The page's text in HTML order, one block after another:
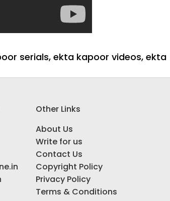
serials, ekta kapoor videos, ekta
Other Links
About Us
Write for us
Contact Us
Copyright Policy
Privacy Policy
Terms & Conditions